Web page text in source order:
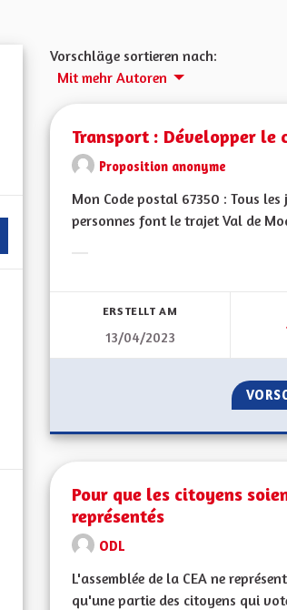
Vorschläge sortieren nach:
Mit mehr Autoren
Transport : Développer le
Proposition anonyme
Mon Code postal 67350 : Tous
personnes font le trajet Val de
ERSTELLT AM
13/04/2023
Pour que les citoyens
représentés
ODL
L'assemblée de la CEA ne
qu'une partie des citoyens qui